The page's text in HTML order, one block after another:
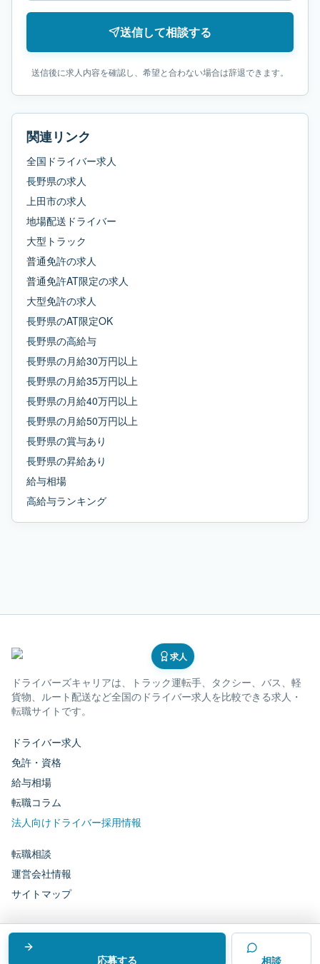
応募する 相談
送信して相談する
送信後に求人内容を確認し、希望と合わない場合は辞退できます。
関連リンク
全国ドライバー求人
長野県の求人
上田市の求人
地場配送ドライバー
大型トラック
普通免許の求人
普通免許AT限定の求人
大型免許の求人
長野県のAT限定OK
長野県の高給与
長野県の月給30万円以上
長野県の月給35万円以上
長野県の月給40万円以上
長野県の月給50万円以上
長野県の賞与あり
長野県の昇給あり
給与相場
高給与ランキング
求人
ドライバーズキャリアは、トラック運転手、タクシー、バス、軽
貨物、ルート配送など全国のドライバー求人を比較できる求人・
転職サイトです。
ドライバー求人
免許・資格
給与相場
転職コラム
法人向けドライバー採用情報
転職相談
運営会社情報
サイトマップ
運営会社：
ドライバーズキャリア